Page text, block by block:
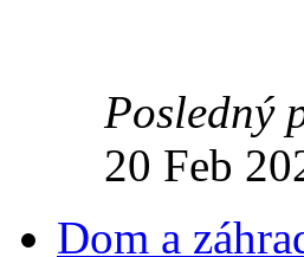
Posledný
20 Feb
Dom a